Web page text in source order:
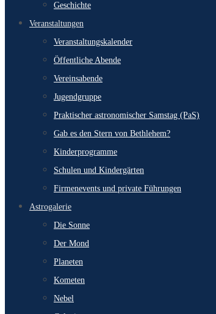
Geschichte
Veranstaltungen
Veranstaltungskalender
Öffentliche Abende
Vereinsabende
Jugendgruppe
Praktischer astronomischer Samstag (PaS)
Gab es den Stern von Bethlehem?
Kinderprogramme
Schulen und Kindergärten
Firmenevents und private Führungen
Astrogalerie
Die Sonne
Der Mond
Planeten
Kometen
Nebel